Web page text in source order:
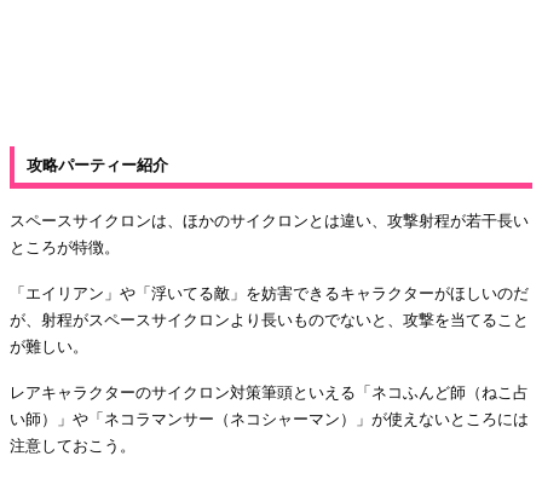
攻略パーティー紹介
スペースサイクロンは、ほかのサイクロンとは違い、攻撃射程が若干長い
ところが特徴。
「エイリアン」や「浮いてる敵」を妨害できるキャラクターがほしいのだ
が、射程がスペースサイクロンより長いものでないと、攻撃を当てること
が難しい。
レアキャラクターのサイクロン対策筆頭といえる「ネコふんど師（ねこ占
い師）」や「ネコラマンサー（ネコシャーマン）」が使えないところには
注意しておこう。